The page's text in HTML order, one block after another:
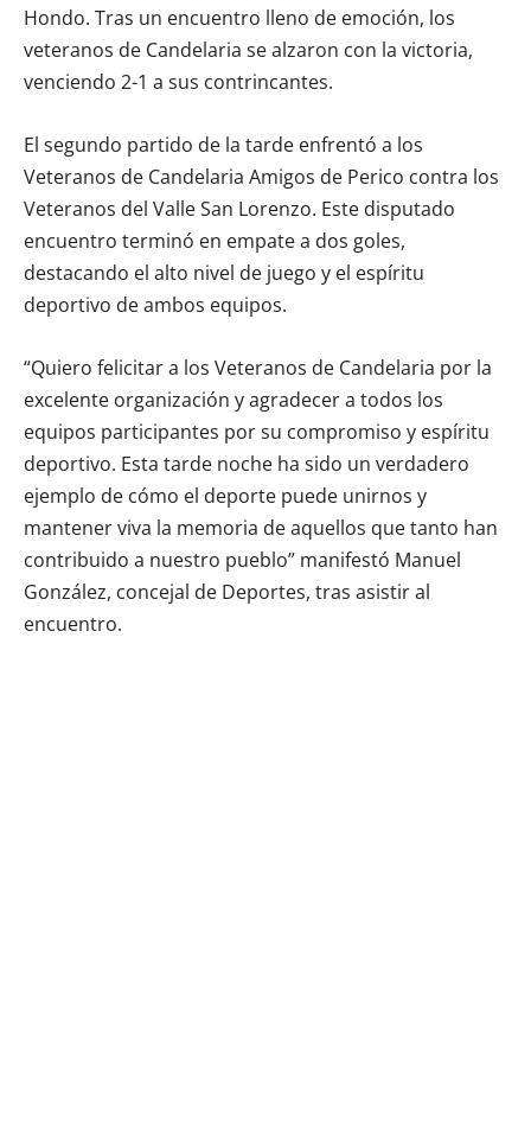
Hondo. Tras un encuentro lleno de emoción, los
veteranos de Candelaria se alzaron con la victoria,
venciendo 2-1 a sus contrincantes.
El segundo partido de la tarde enfrentó a los
Veteranos de Candelaria Amigos de Perico contra los
Veteranos del Valle San Lorenzo. Este disputado
encuentro terminó en empate a dos goles,
destacando el alto nivel de juego y el espíritu
deportivo de ambos equipos.
“Quiero felicitar a los Veteranos de Candelaria por la
excelente organización y agradecer a todos los
equipos participantes por su compromiso y espíritu
deportivo. Esta tarde noche ha sido un verdadero
ejemplo de cómo el deporte puede unirnos y
mantener viva la memoria de aquellos que tanto han
contribuido a nuestro pueblo” manifestó Manuel
González, concejal de Deportes, tras asistir al
encuentro.